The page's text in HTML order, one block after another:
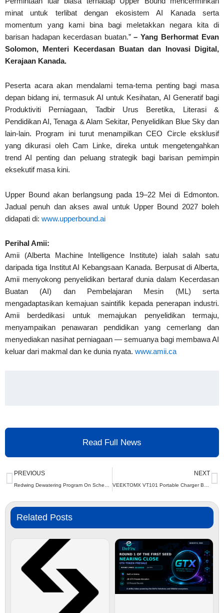
minat untuk terlibat dengan ekosistem AI Kanada serta
momentum yang kami bina bagi meletakkan negara kita di
barisan hadapan kecerdasan buatan.”– Yang Berhormat Evan
Solomon, Menteri Kecerdasan Buatan dan Inovasi Digital,
Kerajaan Kanada.
Peserta acara akan mendalami tema-tema penting bagi masa
depan bidang ini, termasuk AI untuk Kesihatan, AI Generatif bagi
Produktiviti Perniagaan, Tadbir Urus Beretika, Literasi &
Pendidikan AI, Tenaga & Alam Sekitar, Penyelidikan Blue Sky dan
lain-lain. Program ini turut menampilkan CEO Circle eksklusif
yang dikurasi oleh Cam Linke, direka untuk mengetengahkan
trend AI penting dan peluang strategik bagi barisan pemimpin
eksekutif masa kini.
Upper Bound akan berlangsung pada 19–22 Mei di Edmonton.
Jadual penuh dan akses awal untuk Upper Bound 2027 boleh
didapati di: www.upperbound.ai
Perihal Amii:
Amii (Alberta Machine Intelligence Institute) ialah salah satu
daripada tiga Institut AI Kebangsaan Kanada. Berpusat di Alberta,
Amii menyokong penyelidikan bertaraf dunia dalam Kecerdasan
Buatan (AI) dan Pembelajaran Mesin (ML) serta
mengadaptasikan kemajuan saintifik kepada penerapan industri.
Amii berdedikasi untuk memajukan penyelidikan termaju,
menyampaikan penawaran pendidikan yang cemerlang dan
menyediakan nasihat perniagaan — semuanya bagi membawa AI
keluar dari makmal dan ke dunia nyata. www.amii.ca
Read Full News
Prev
PREVIOUS NEXT
Related Posts